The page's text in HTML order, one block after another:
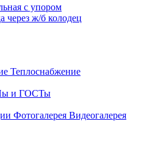
с упором
через ж/б колодец
Теплоснабжение
и ГОСТы
Фотогалерея Видеогалерея